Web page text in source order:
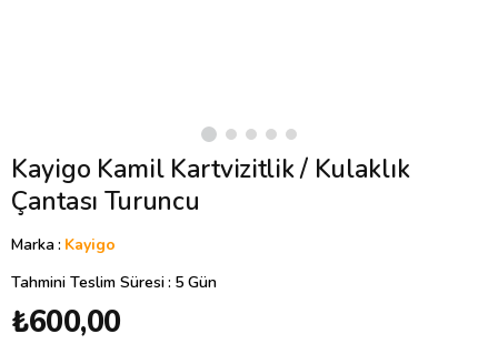
Kayigo Kamil Kartvizitlik / Kulaklık
Çantası Turuncu
Marka: Kayigo
Tahmini Teslim Süresi: 5 Gün
₺600,00